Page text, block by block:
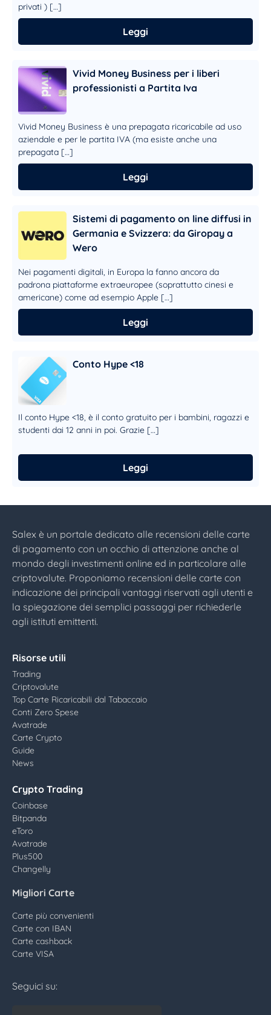
privati ) […]
Leggi
Vivid Money Business per i liberi
professionisti a Partita Iva
Vivid Money Business è una prepagata ricaricabile ad uso
aziendale e per le partita IVA (ma esiste anche una
prepagata […]
Leggi
Sistemi di pagamento on line diffusi in
Germania e Svizzera: da Giropay a
Wero
Nei pagamenti digitali, in Europa la fanno ancora da
padrona piattaforme extraeuropee (soprattutto cinesi e
americane) come ad esempio Apple […]
Leggi
Conto Hype <18
Il conto Hype <18, è il conto gratuito per i bambini, ragazzi e
studenti dai 12 anni in poi. Grazie […]
Leggi
Salex è un portale dedicato alle recensioni delle carte
di pagamento con un occhio di attenzione anche al
mondo degli investimenti online ed in particolare alle
criptovalute. Proponiamo recensioni delle carte con
indicazione dei principali vantaggi riservati agli utenti e
la spiegazione dei semplici passaggi per richiederle
agli istituti emittenti.
Risorse utili
Trading
Criptovalute
Top Carte Ricaricabili dal Tabaccaio
Conti Zero Spese
Avatrade
Carte Crypto
Guide
News
Crypto Trading
Coinbase
Bitpanda
eToro
Avatrade
Plus500
Changelly
Migliori Carte
Carte più convenienti
Carte con IBAN
Carte cashback
Carte VISA
Seguici su: